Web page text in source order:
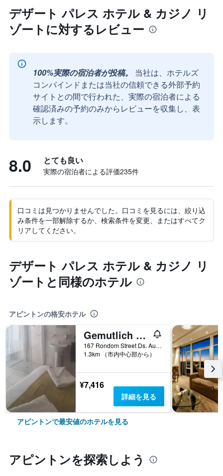
デザート パレス ホテル & カジノ リ
ゾートに対するレビュー
100%実際の宿泊者が投稿。
当社は、ホテルズ
コンバインドまたは当社の信頼できる外部予約
サイトとの間で行われた、実際の宿泊者による
確認済みの予約のみからレビューを収集し、表
示します。
8.0 とても良い
実際の宿泊者による評価235​件
口コミは見つかりませんでした。口コミを見るには、絞り込
み条件を一部解除するか、検索条件を変更、またはすべてク
リアしてください。
デザート パレス ホテル & カジノ リ
ゾートと同様のホテル
アピントンの格安ホテル
Gemutlich Guesthouse
167 Rondom Street Ds. Aubrey Beukes Street, アピントン, 北ケープ州, 南アフリカ
1.3km （市内中心部から）
¥7,416
詳細を見る
アピントンで最安値のホテルを見る
アピントン​を探索しよう